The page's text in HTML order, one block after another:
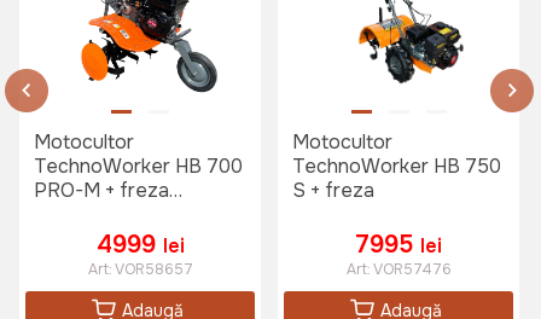
Remorca pentru motocultor
TechnoWorker RK 1000
Art:VOR56600
7999 lei
Plug pentru arat TechnoWorker
Motocultor
TechnoWorker HB 700
PRO-M + freza
4999 lei
Art:VOR58657
Adaugă
Motocultor
TechnoWorker HB 750
S + freza
7995 lei
Art:VOR57476
Adaugă